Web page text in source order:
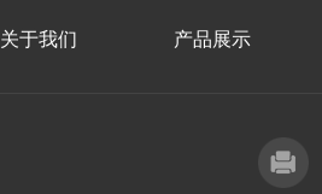
关于我们 产品展示